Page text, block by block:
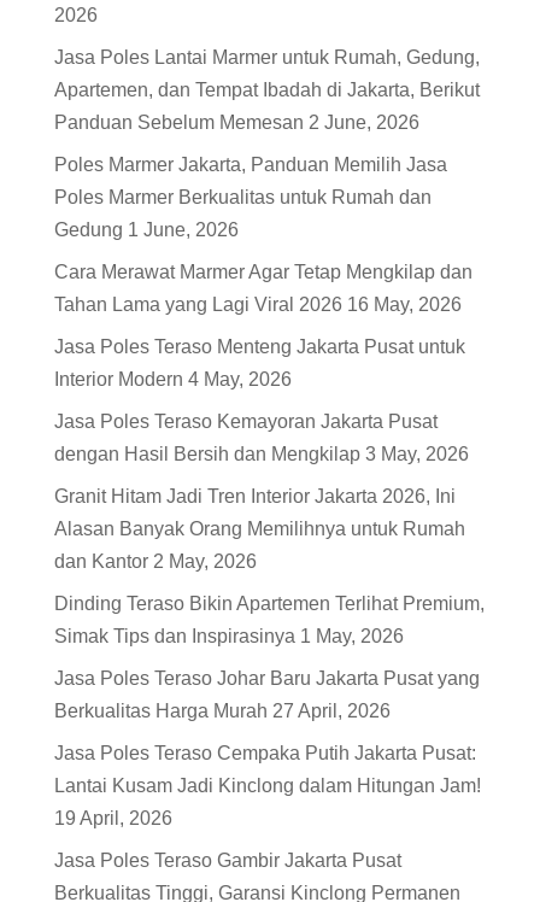
2026
Jasa Poles Lantai Marmer untuk Rumah, Gedung,
Apartemen, dan Tempat Ibadah di Jakarta, Berikut
Panduan Sebelum Memesan 2 June, 2026
Poles Marmer Jakarta, Panduan Memilih Jasa
Poles Marmer Berkualitas untuk Rumah dan
Gedung 1 June, 2026
Cara Merawat Marmer Agar Tetap Mengkilap dan
Tahan Lama yang Lagi Viral 2026 16 May, 2026
Jasa Poles Teraso Menteng Jakarta Pusat untuk
Interior Modern 4 May, 2026
Jasa Poles Teraso Kemayoran Jakarta Pusat
dengan Hasil Bersih dan Mengkilap 3 May, 2026
Granit Hitam Jadi Tren Interior Jakarta 2026, Ini
Alasan Banyak Orang Memilihnya untuk Rumah
dan Kantor 2 May, 2026
Dinding Teraso Bikin Apartemen Terlihat Premium,
Simak Tips dan Inspirasinya 1 May, 2026
Jasa Poles Teraso Johar Baru Jakarta Pusat yang
Berkualitas Harga Murah 27 April, 2026
Jasa Poles Teraso Cempaka Putih Jakarta Pusat:
Lantai Kusam Jadi Kinclong dalam Hitungan Jam!
19 April, 2026
Jasa Poles Teraso Gambir Jakarta Pusat
Berkualitas Tinggi, Garansi Kinclong Permanen